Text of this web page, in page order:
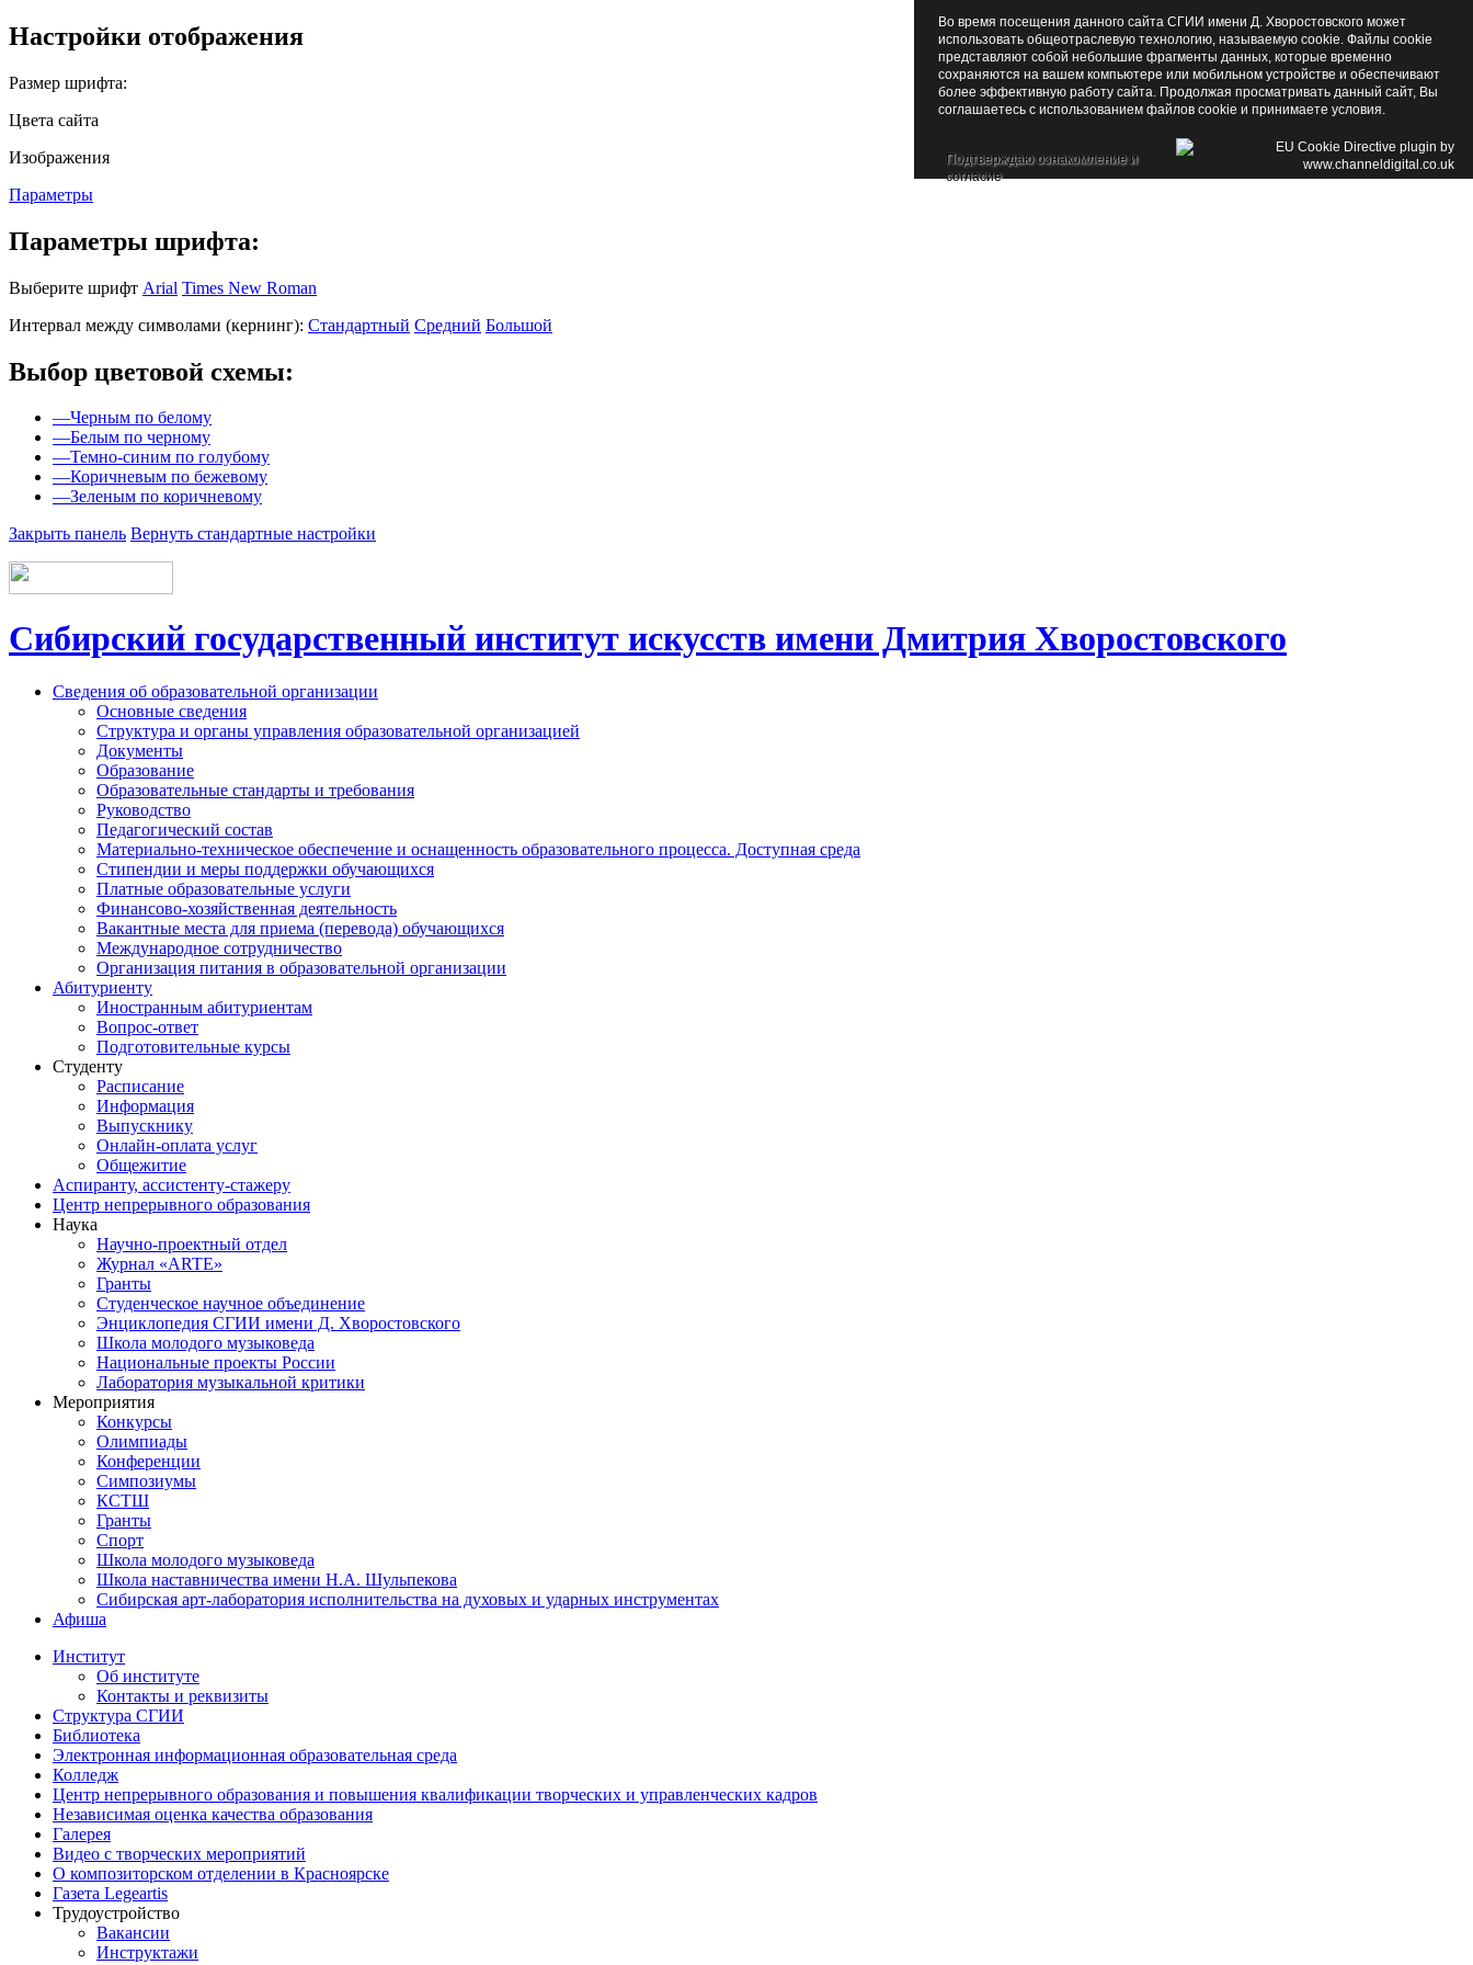
Настройки отображения
Размер шрифта:
Цвета сайта
Изображения
Параметры
Параметры шрифта:
Выберите шрифт Arial Times New Roman
Интервал между символами (кернинг): Стандартный Средний Большой
Выбор цветовой схемы:
—Черным по белому
—Белым по черному
—Темно-синим по голубому
—Коричневым по бежевому
—Зеленым по коричневому
Закрыть панель Вернуть стандартные настройки
Сибирский государственный институт искусств имени Дмитрия Хворостовского
Сведения об образовательной организации
Основные сведения
Структура и органы управления образовательной организацией
Документы
Образование
Образовательные стандарты и требования
Руководство
Педагогический состав
Материально-техническое обеспечение и оснащенность образовательного процесса. Доступная среда
Стипендии и меры поддержки обучающихся
Платные образовательные услуги
Финансово-хозяйственная деятельность
Вакантные места для приема (перевода) обучающихся
Международное сотрудничество
Организация питания в образовательной организации
Абитуриенту
Иностранным абитуриентам
Вопрос-ответ
Подготовительные курсы
Студенту
Расписание
Информация
Выпускнику
Онлайн-оплата услуг
Общежитие
Аспиранту, ассистенту-стажеру
Центр непрерывного образования
Наука
Научно-проектный отдел
Журнал «ARTE»
Гранты
Студенческое научное объединение
Энциклопедия СГИИ имени Д. Хворостовского
Школа молодого музыковеда
Национальные проекты России
Лаборатория музыкальной критики
Мероприятия
Конкурсы
Олимпиады
Конференции
Симпозиумы
КСТШ
Гранты
Спорт
Школа молодого музыковеда
Школа наставничества имени Н.А. Шульпекова
Сибирская арт-лаборатория исполнительства на духовых и ударных инструментах
Афиша
Институт
Об институте
Контакты и реквизиты
Структура СГИИ
Библиотека
Электронная информационная образовательная среда
Колледж
Центр непрерывного образования и повышения квалификации творческих и управленческих кадров
Независимая оценка качества образования
Галерея
Видео с творческих мероприятий
О композиторском отделении в Красноярске
Газета Legeartis
Трудоустройство
Вакансии
Инструктажи
Во время посещения данного сайта СГИИ имени Д. Хворостовского может
использовать общеотраслевую технологию, называемую cookie. Файлы cookie
представляют собой небольшие фрагменты данных, которые временно
сохраняются на вашем компьютере или мобильном устройстве и обеспечивают
более эффективную работу сайта. Продолжая просматривать данный сайт, Вы
соглашаетесь с использованием файлов cookie и принимаете условия.
Подтверждаю ознакомление и
согласие